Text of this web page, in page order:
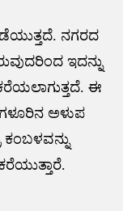
ನಗರದ
ಇದನ್ನು
ಈ
ಅಳುಪ